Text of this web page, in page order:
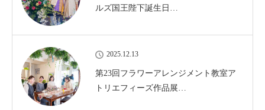
ルズ国王陛下誕生日…
2025.12.13
第23回フラワーアレンジメント教室ア
トリエフィーズ作品展…